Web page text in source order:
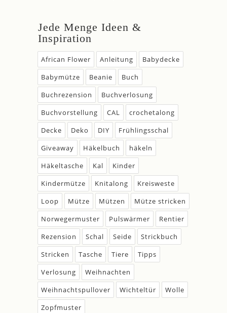
Jede Menge Ideen &
Inspiration
African Flower Anleitung
Babydecke
Babymütze
Beanie
Buch
Buchrezension
Buchverlosung
Buchvorstellung
CAL
crochetalong
Decke
Deko DIY
Frühlingsschal
Giveaway
Häkelbuch
häkeln
Häkeltasche
Kal
Kinder
Kindermütze
Knitalong
Kreisweste
Loop
Mütze Mützen
Mütze stricken
Norwegermuster
Pulswärmer
Rentier
Rezension
Schal Seide
Strickbuch
Stricken
Tasche Tiere
Tipps
Verlosung
Weihnachten
Weihnachtspullover
Wichteltür
Wolle
Zopfmuster